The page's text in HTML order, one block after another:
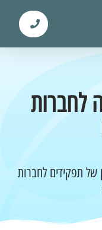
לחברות
של תפקידים לחברות